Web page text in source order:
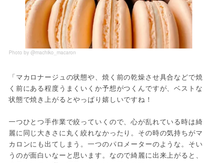
Photo by @machiko_macaron
「マカロナージュの状態や、焼く前の乾燥させ具合などで焼
く前にある程度うまくいくか予想がつくんですが、ベストな
状態で焼き上がるとやっぱり嬉しいですね！
一つひとつ手作業で絞っていくので、心が乱れている時は綺
麗に同じ大きさに丸く絞れなかったり。その時の気持ちがマ
カロンにも出てしまう。一つのパロメーターのような。そい
うのが面白いなーと思います。なので綺麗に出来上がると、